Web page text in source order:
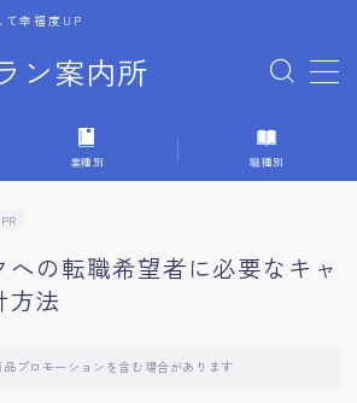
ン案内所
て幸福度UP
トの選び方
質問リスト
定の方法
業種別 職種別
PR
の転職希望者に必要なキャ
方法
プロモーションを含む場合があります